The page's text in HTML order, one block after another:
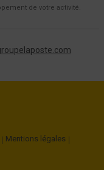
de votre activité.
Mentions légales